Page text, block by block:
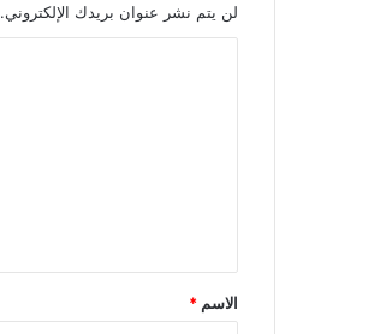
لن يتم نشر عنوان بريدك الإلكتروني.
الاسم *